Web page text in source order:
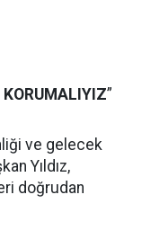
KORUMALIYIZ”
ve gelecek
Yıldız,
doğrudan